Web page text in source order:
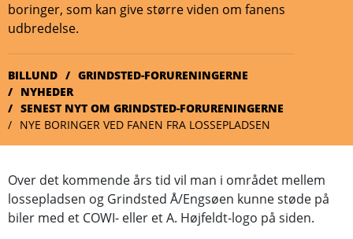
boringer, som kan give større viden om fanens
udbredelse.
BILLUND
GRINDSTED-FORURENINGERNE
NYHEDER
SENEST NYT OM GRINDSTED-FORURENINGERNE
NYE BORINGER VED FANEN FRA LOSSEPLADSEN
Over det kommende års tid vil man i området mellem
lossepladsen og Grindsted Å/Engsøen kunne støde på
biler med et COWI- eller et A. Højfeldt-logo på siden.